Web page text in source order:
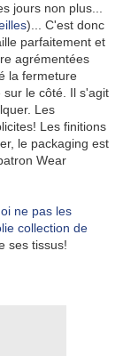
jours non plus...
)... C'est donc
parfaitement et
agrémentées
la fermeture
sur le côté. Il s'agit
Les
Les finitions
le packaging est
Wear
ne pas les
collection de
ses tissus!